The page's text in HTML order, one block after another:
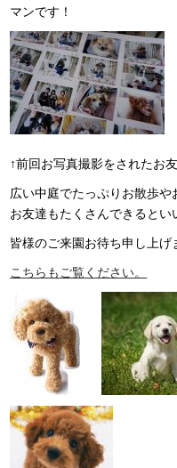
マンです！
↑前回お写真撮影をされたお友
広い中庭でたっぷりお散歩や
お友達もたくさんできるとい
皆様のご来園お待ち申し上げ
こちらもご覧ください。